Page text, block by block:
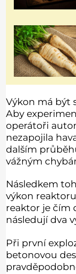
Výkon má být
Aby
operátoři
nezapojila
dalším
vážným
Následkem
výkon
reaktor je čím
následují dva
Při první
betonovou